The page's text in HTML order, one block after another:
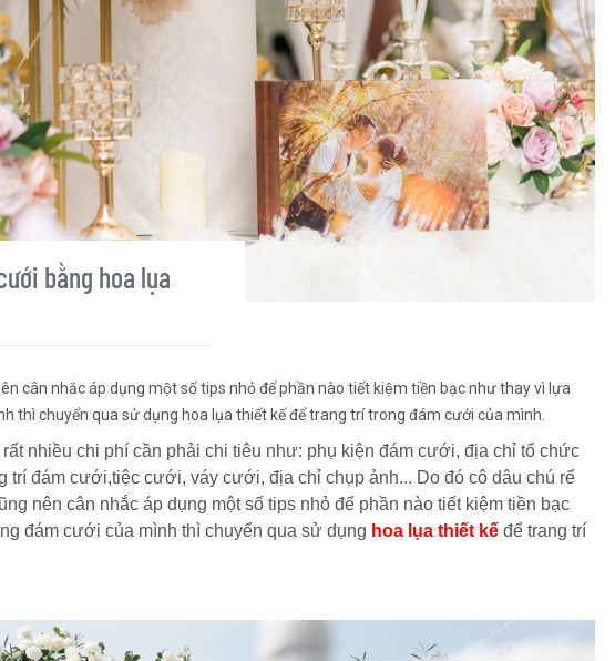
bằng hoa lụa
cân nhắc áp dụng một số tips nhỏ để phần nào tiết kiệm tiền bạc như thay vì lựa
thì chuyển qua sử dụng hoa lụa thiết kế để trang trí trong đám cưới của mình.
nhiều chi phí cần phải chi tiêu như: phụ kiện đám cưới, địa chỉ tổ chức
trí đám cưới,tiệc cưới, váy cưới, địa chỉ chụp ảnh... Do đó cô dâu chú rể
nên cân nhắc áp dụng một số tips nhỏ để phần nào tiết kiệm tiền bạc
đám cưới của mình thì chuyển qua sử dụng hoa lụa thiết kế để trang trí